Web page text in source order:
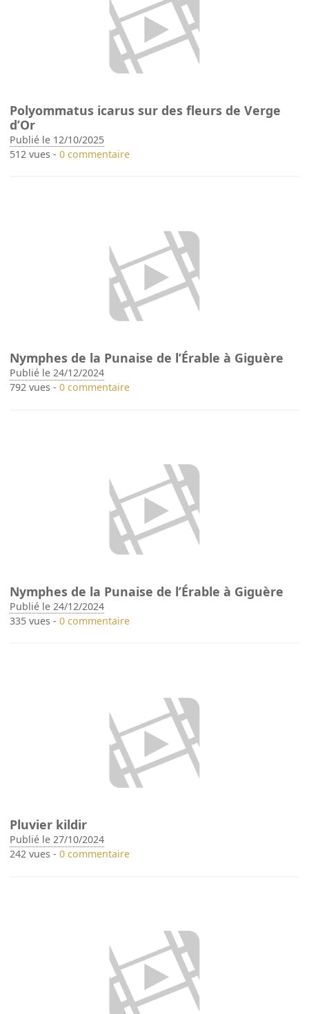
Polyommatus icarus sur des fleurs de Verge
d’Or
Publié le 12/10/2025
512 vues -0 commentaire
Nymphes de la Punaise de l’Érable à Giguère
Publié le 24/12/2024
792 vues -0 commentaire
Nymphes de la Punaise de l’Érable à Giguère
Publié le 24/12/2024
335 vues -0 commentaire
Pluvier kildir
Publié le 27/10/2024
242 vues -0 commentaire